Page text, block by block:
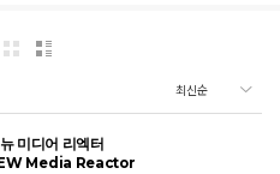
미디어 리엑터
Media Reactor